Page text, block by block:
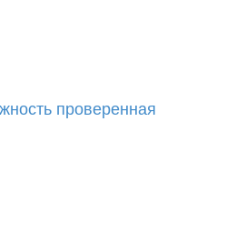
проверенная